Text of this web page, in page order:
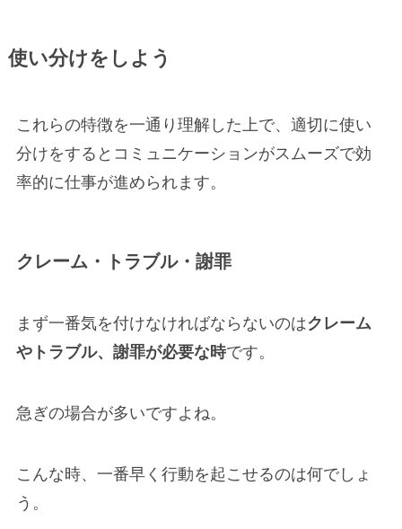
使い分けをしよう
これらの特徴を一通り理解した上で、適切に使い
分けをするとコミュニケーションがスムーズで効
率的に仕事が進められます。
クレーム・トラブル・謝罪
まず一番気を付けなければならないのはクレーム
やトラブル、謝罪が必要な時です。
急ぎの場合が多いですよね。
こんな時、一番早く行動を起こせるのは何でしょ
う。